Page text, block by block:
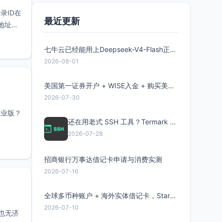
ID在
址中
版？
无济
最近更新
七牛云已经能用上Deepseek-V4-Flash正式版了，点此领取300万Token
2026-08-01
美国第一证券开户 + WISE入金 + 购买美股全流程分享
2026-07-30
还在用老式 SSH 工具？Termark 新一代跨平台智能SSH客户端了解一下
2026-07-28
招商银行万事达借记卡申请与消费实测
2026-07-16
全球多币种账户 + 海外实体借记卡，Starryblu开户教程与注意事项
2026-07-10